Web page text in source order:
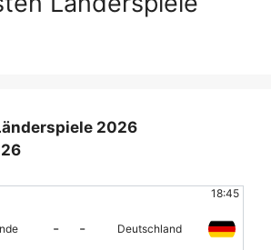
2026
18:45
- - Deutschland